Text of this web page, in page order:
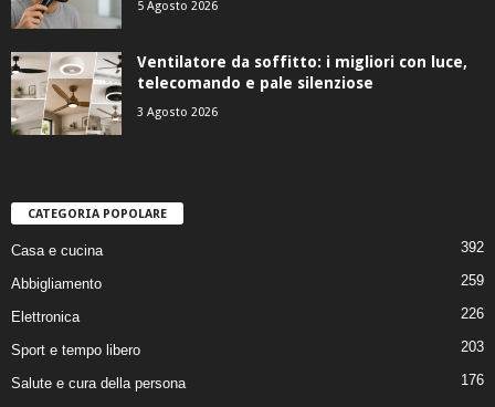
5 Agosto 2026
Ventilatore da soffitto: i migliori con luce,
telecomando e pale silenziose
3 Agosto 2026
CATEGORIA POPOLARE
Casa e cucina 392
Abbigliamento 259
Elettronica 226
Sport e tempo libero 203
Salute e cura della persona
176